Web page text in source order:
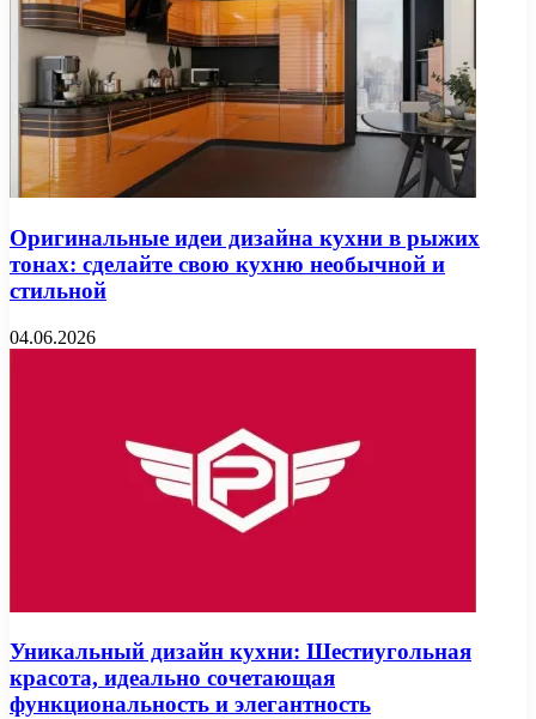
Оригинальные идеи дизайна кухни в рыжих
тонах: сделайте свою кухню необычной и
стильной
04.06.2026
Уникальный дизайн кухни: Шестиугольная
красота, идеально сочетающая
функциональность и элегантность